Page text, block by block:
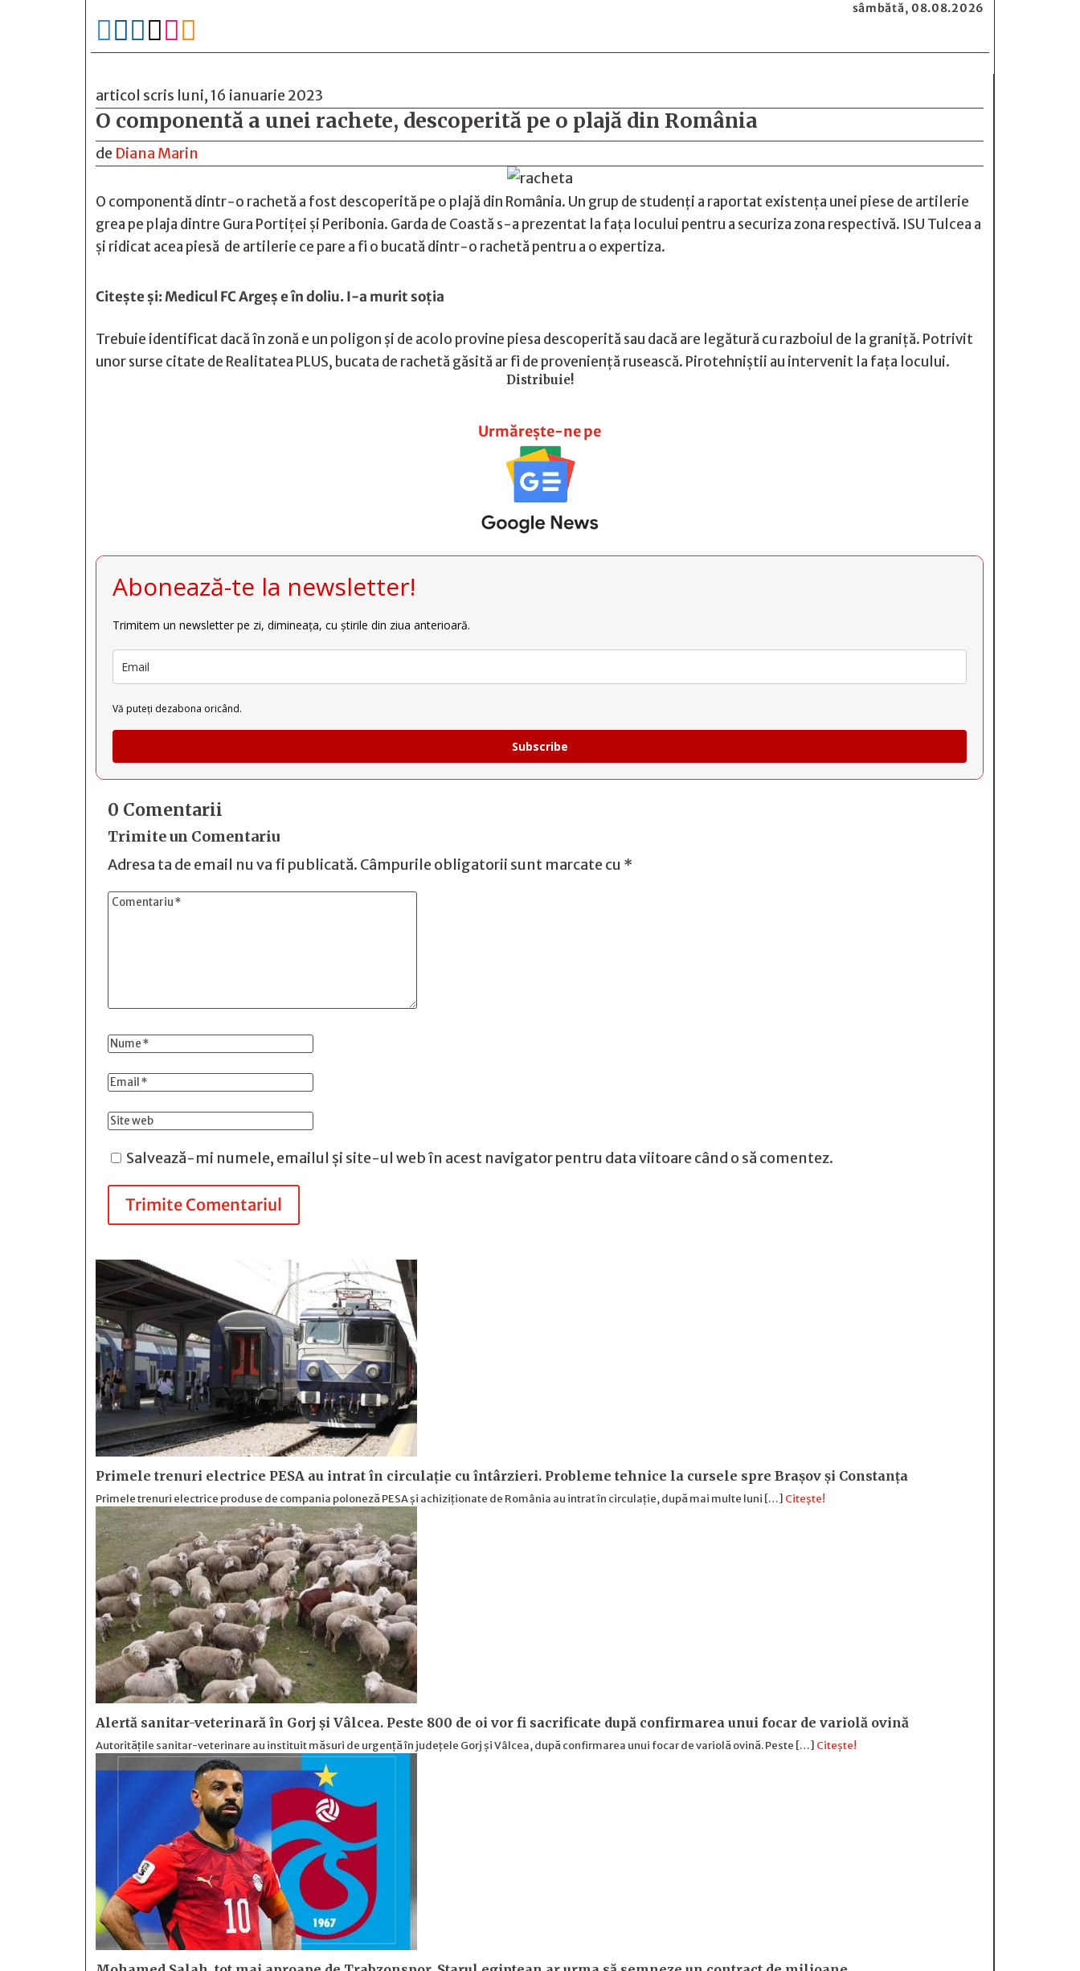
sâmbătă, 08.08.2026

articol scris luni, 16 ianuarie 2023
O componentă a unei rachete, descoperită pe o plajă din România
de Diana Marin
O componentă dintr-o rachetă a fost descoperită pe o plajă din România. Un grup de studenți a raportat existența unei piese de artilerie
grea pe plaja dintre Gura Portiței și Peribonia. Garda de Coastă s-a prezentat la fața locului pentru a securiza zona respectivă. ISU Tulcea a
și ridicat acea piesă de artilerie ce pare a fi o bucată dintr-o rachetă pentru a o expertiza.
Citește și:Medicul FC Argeș e în doliu. I-a murit soția
Trebuie identificat dacă în zonă e un poligon și de acolo provine piesa descoperită sau dacă are legătură cu razboiul de la graniță. Potrivit
unor surse citate de Realitatea PLUS, bucata de rachetă găsită ar fi de proveniență rusească. Pirotehniștii au intervenit la fața locului.
Distribuie!
Urmărește-ne pe
Abonează-te la newsletter!
Trimitem un newsletter pe zi, dimineața, cu știrile din ziua anterioară.
Vă puteți dezabona oricând.
Subscribe
0 Comentarii
Trimite un Comentariu
Adresa ta de email nu va fi publicată. Câmpurile obligatorii sunt marcate cu *
Salvează-mi numele, emailul și site-ul web în acest navigator pentru data viitoare când o să comentez.
Trimite Comentariul
Primele trenuri electrice PESA au intrat în circulație cu întârzieri. Probleme tehnice la cursele spre Brașov și Constanța
Primele trenuri electrice produse de compania poloneză PESA și achiziționate de România au intrat în circulație, după mai multe luni […] Citește!
Alertă sanitar-veterinară în Gorj și Vâlcea. Peste 800 de oi vor fi sacrificate după confirmarea unui focar de variolă ovină
Autoritățile sanitar-veterinare au instituit măsuri de urgență în județele Gorj și Vâlcea, după confirmarea unui focar de variolă ovină. Peste […] Citește!